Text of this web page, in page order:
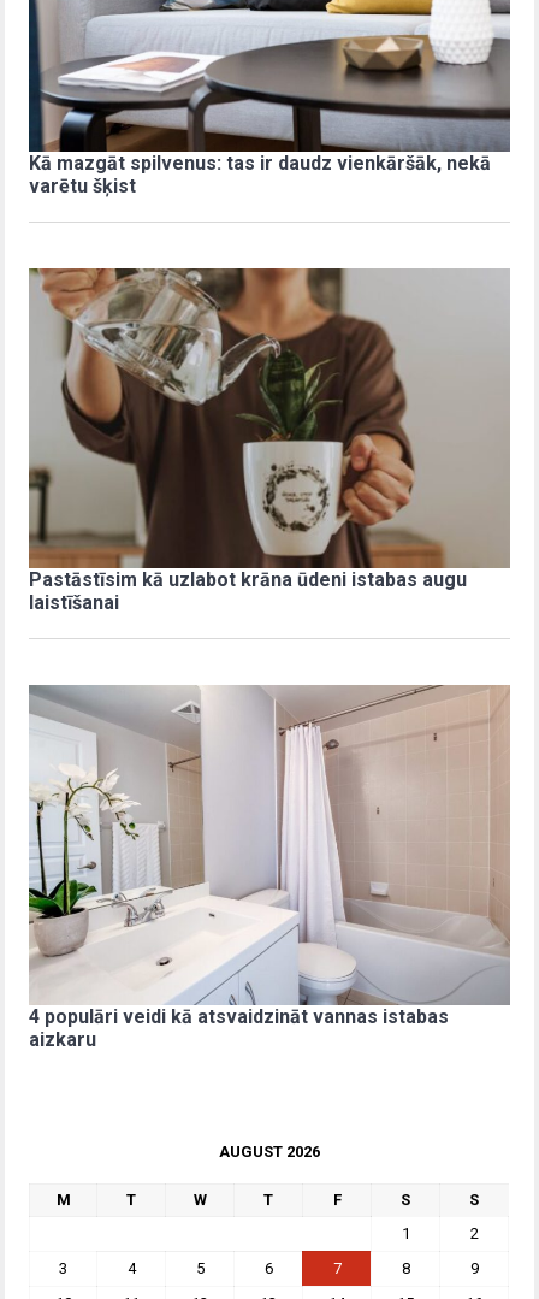
Kā mazgāt spilvenus: tas ir daudz vienkāršāk, nekā
varētu šķist
Pastāstīsim kā uzlabot krāna ūdeni istabas augu
laistīšanai
4 populāri veidi kā atsvaidzināt vannas istabas
aizkaru
AUGUST 2026
M T W T F S
S
1
2
3
4 5 6 7 8
9